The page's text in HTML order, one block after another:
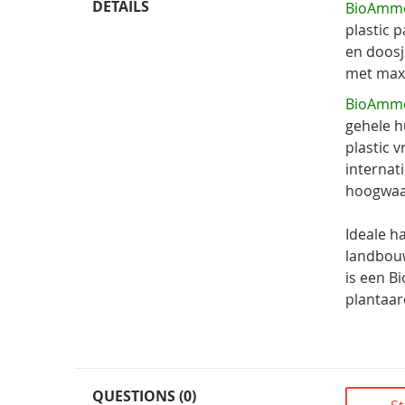
DETAILS
plastic
en
met
gehele
plastic
Ideale
is een
QUESTIONS (0)